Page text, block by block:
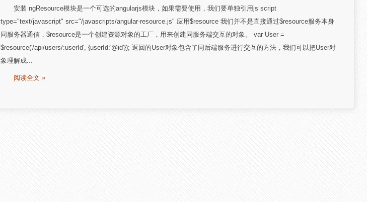
安装 ngResource模块是一个可选的angularjs模块，如果需要使用，我们要单独引用js script
type="text/javascript" src="/javascripts/angular-resource.js" 应用$resource 我们并不是直接通过$resource服务本身
同服务器通信，$resource是一个创建资源对象的工厂，用来创建同服务端交互的对象。 var User =
$resource('/api/users/:userId', {userId:'@id'}); 返回的User对象包含了同后端服务进行交互的方法，我们可以把User对
象理解成...
阅读全文 »